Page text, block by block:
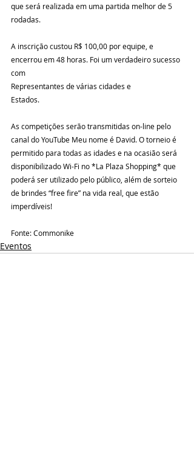
que será realizada em uma partida melhor de 5
rodadas.
A inscrição custou R$ 100,00 por equipe, e
encerrou em 48 horas. Foi um verdadeiro sucesso
com
Representantes de várias cidades e
Estados.
As competições serão transmitidas on-line pelo
canal do YouTube Meu nome é David. O torneio é
permitido para todas as idades e na ocasião será
disponibilizado Wi-Fi no *La Plaza Shopping* que
poderá ser utilizado pelo público, além de sorteio
de brindes “free fire” na vida real, que estão
imperdíveis!
Fonte: Commonike
Eventos